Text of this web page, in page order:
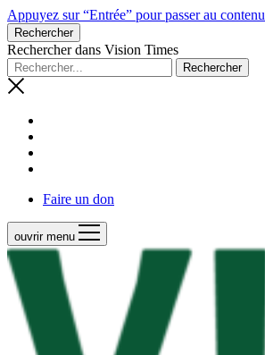
Appuyez sur “Entrée” pour passer au contenu
Rechercher
Rechercher dans Vision Times
Faire un don
ouvrir menu